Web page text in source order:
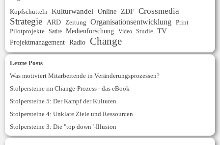
Kopfschütteln Kulturwandel Online ZDF Crossmedia
Strategie ARD Zeitung Organisationsentwicklung Print
Pilotprojekte Satire Medienforschung Video Studie TV
Projektmanagement Radio Change
Letzte Posts
Was motiviert Mitarbeitende in Veränderungsprozessen?
Stolpersteine im Change-Prozess - das eBook
Stolpersteine 5: Der Kampf der Kulturen
Stolpersteine 4: Unklare Ziele und Ressourcen
Stolpersteine 3: Die "top down"-Illusion